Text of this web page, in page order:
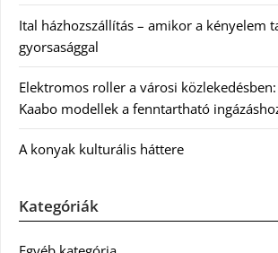
Ital házhozszállítás – amikor a kényelem
gyorsasággal
Elektromos roller a városi közlekedésben:
Kaabo modellek a fenntartható
A konyak kulturális háttere
Kategóriák